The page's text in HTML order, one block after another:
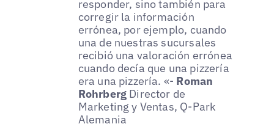
responder, sino también para
corregir la información
errónea, por ejemplo, cuando
una de nuestras sucursales
recibió una valoración errónea
cuando decía que una pizzería
era una pizzería. «- Roman
Rohrberg Director de
Marketing y Ventas, Q-Park
Alemania